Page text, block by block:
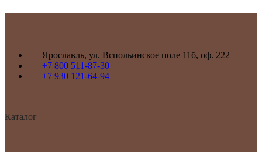
Ярославль, ул. Вспольинское поле 11б, оф. 222
+7 800 511-87-30
+7 930 121-64-94
Каталог